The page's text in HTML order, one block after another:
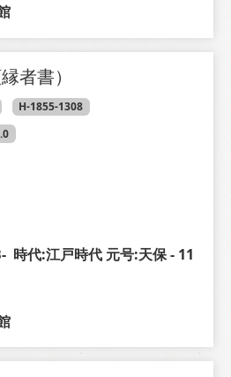
者書）
H-1855-1308
時代:江戸時代 元号:天保 - 11